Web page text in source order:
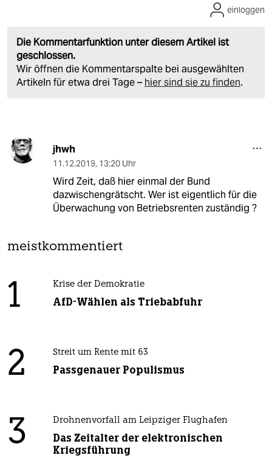
Die Kommentarfunktion unter diesem Artikel ist
geschlossen.
Wir öffnen die Kommentarspalte bei ausgewählten
Artikeln für etwa drei Tage – hier sind sie zu finden.
einloggen
jhwh
11.12.2019, 13:20 Uhr
Wird Zeit, daß hier einmal der Bund
dazwischengrätscht. Wer ist eigentlich für die
Überwachung von Betriebsrenten zuständig ?
meistkommentiert
1 Krise der Demokratie
AfD-Wählen als Triebabfuhr
2 Streit um Rente mit 63
Passgenauer Populismus
3 Drohnenvorfall am Leipziger Flughafen
Das Zeitalter der elektronischen
Kriegsführung